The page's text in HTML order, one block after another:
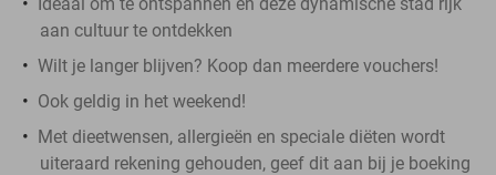
aan cultuur te ontdekken
Wilt je langer blijven? Koop dan meerdere vouchers!
Ook geldig in het weekend!
Met dieetwensen, allergieën en speciale diëten wordt
uiteraard rekening gehouden, geef dit aan bij je boeking